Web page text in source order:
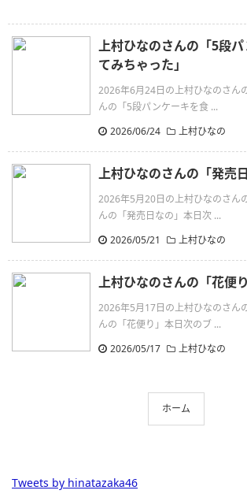
上村ひなのさんの「5段
てみちゃった」
2026年6月24日の上村ひなのさん
んの「5段パンケーキを食 ...
2026/06/24
上村ひなの
上村ひなのさんの「発売日
2026年5月20日の上村ひなのさん
んの「発売日なの」本日次 ...
2026/05/21
上村ひなの
上村ひなのさんの「花便り
2026年5月17日の上村ひなのさん
んの「花便り」本日次のブ ...
2026/05/17
上村ひなの
ホーム
Tweets by hinatazaka46